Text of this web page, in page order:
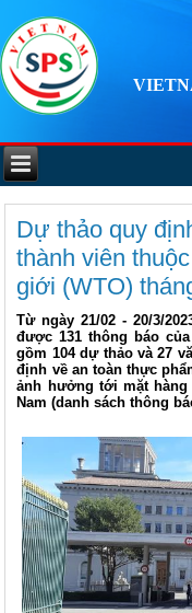
Dự thảo quy
thành viên
giới (WTO)
Từ ngày 21/02 - 20/3/
được 131 thông báo
gồm 104 dự thảo và 27
định về an toàn thực
ảnh hưởng tới mặt hàng
Nam (danh sách thông